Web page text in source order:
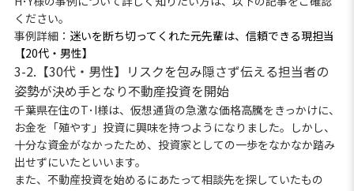
ください。
事例詳細： 迷いを断ち切ってくれた元先輩は、信頼できる現担当
【20代・男性】
3-2.【30代・男性】リスクを包み隠さず伝える担当者の
姿勢が決め手となり不動産投資を開始
千葉県在住のT･I様は、仮想通貨の急激な価格高騰をきっかけに、
お金を「殖やす」投資に興味を持つようになりました。しかし、
十分な資金がなかったため、投資家としての一歩をなかなか踏み
出せずにいたといいます。
また、不動産投資を始めるにあたって相談先を探していたもの